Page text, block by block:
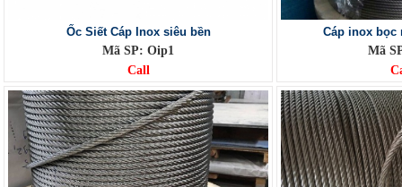
Ốc Siết Cáp Inox siêu bền
Mã SP: Oip1
Call
Cáp inox bọc
Mã